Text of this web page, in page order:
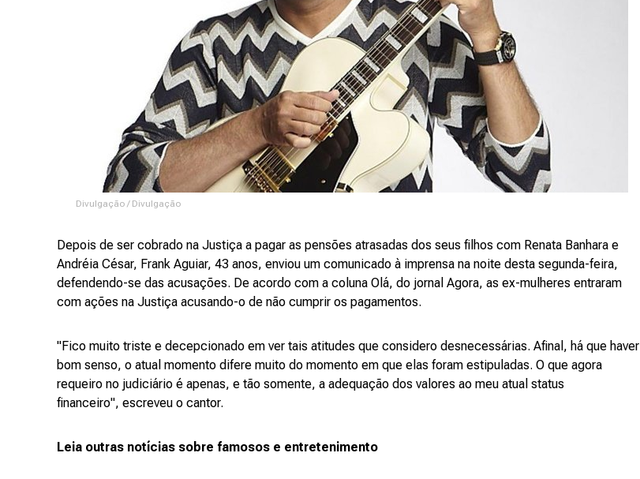
Divulgação / Divulgação
Depois de ser cobrado na Justiça a pagar as pensões atrasadas dos seus filhos com Renata Banhara e
Andréia César, Frank Aguiar, 43 anos, enviou um comunicado à imprensa na noite desta segunda-feira,
defendendo-se das acusações. De acordo com a coluna Olá, do jornal Agora, as ex-mulheres entraram
com ações na Justiça acusando-o de não cumprir os pagamentos.
"Fico muito triste e decepcionado em ver tais atitudes que considero desnecessárias. Afinal, há que haver
bom senso, o atual momento difere muito do momento em que elas foram estipuladas. O que agora
requeiro no judiciário é apenas, e tão somente, a adequação dos valores ao meu atual status
financeiro", escreveu o cantor.
Leia outras notícias sobre famosos e entretenimento